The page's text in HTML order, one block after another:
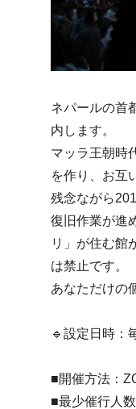
ネパールの首
内します。
マッラ王朝時
を作り、お互
残念ながら
復旧作業が進
リ」が住む館
は禁止です。
あなただけの
🔹設定日時：
■開催方法：
■最少催行人